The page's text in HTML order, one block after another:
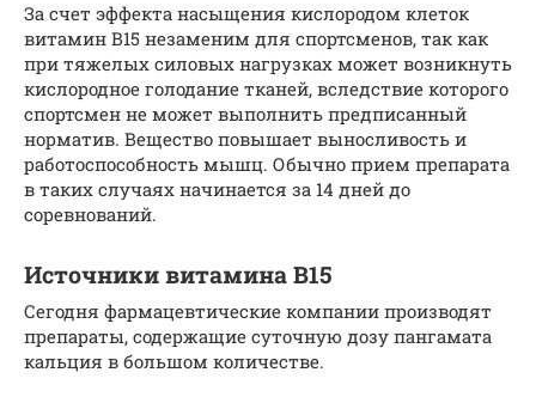
За счет эффекта насыщения кислородом клеток
витамин B15 незаменим для спортсменов, так как
при тяжелых силовых нагрузках может возникнуть
кислородное голодание тканей, вследствие которого
спортсмен не может выполнить предписанный
норматив. Вещество повышает выносливость и
работоспособность мышц. Обычно прием препарата
в таких случаях начинается за 14 дней до
соревнований.
Источники витамина В15
Сегодня фармацевтические компании производят
препараты, содержащие суточную дозу пангамата
кальция в большом количестве.